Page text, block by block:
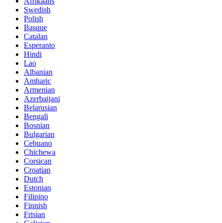
Swedish
Polish
Basque
Catalan
Esperanto
Hindi
Lao
Albanian
Amharic
Armenian
Azerbaijani
Belarusian
Bengali
Bosnian
Bulgarian
Cebuano
Chichewa
Corsican
Croatian
Dutch
Estonian
Filipino
Finnish
Frisian